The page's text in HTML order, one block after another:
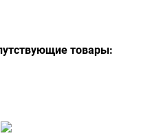
товары: